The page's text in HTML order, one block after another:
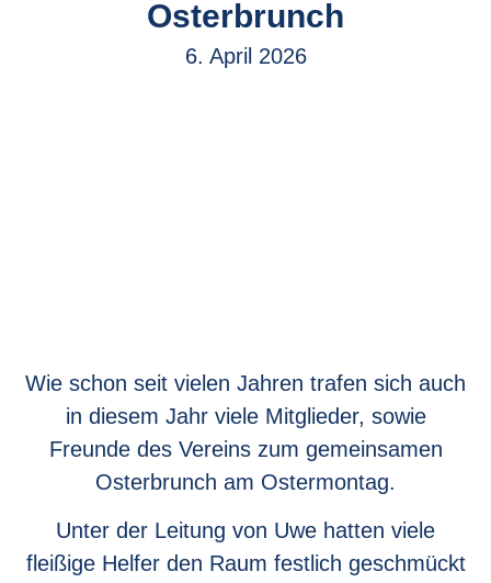
Osterbrunch
6. April 2026
Wie schon seit vielen Jahren trafen sich auch
in diesem Jahr viele Mitglieder, sowie
Freunde des Vereins zum gemeinsamen
Osterbrunch am Ostermontag.
Unter der Leitung von Uwe hatten viele
fleißige Helfer den Raum festlich geschmückt